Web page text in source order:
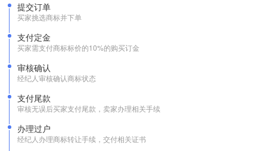
提交订单
买家挑选商标并下单
支付定金
买家需支付商标标价的10%的购买订金
审核确认
经纪人审核确认商标状态
支付尾款
审核无误后买家支付尾款，卖家办理相关手续
办理过户
经纪人办理商标转让手续，交付相关证书